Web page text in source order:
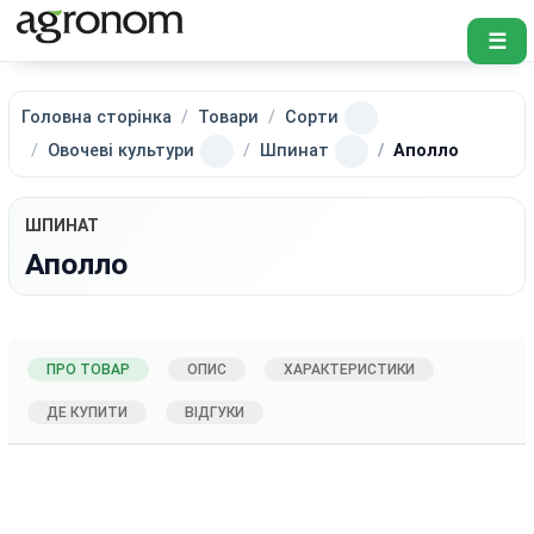
☰
Головна сторінка Товари
Сорти
Овочеві культури
Шпинат Аполло
ШПИНАТ
Аполло
ПРО ТОВАР ОПИС ХАРАКТЕРИСТИКИ
ДЕ КУПИТИ ВІДГУКИ